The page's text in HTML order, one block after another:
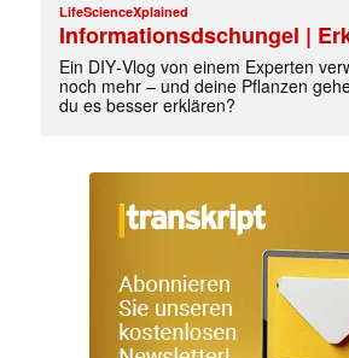
LifeScienceXplained
Informationsdschungel |
Ein DIY‑Vlog von einem Experten
noch mehr – und deine Pflanzen
du es besser erklären?